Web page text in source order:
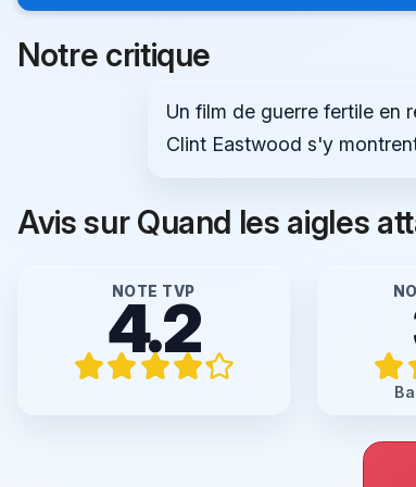
Notre critique
Un film de guerre fertile en
Clint Eastwood s'y
Avis sur Quand les aigles
NOTE TVP
4.2